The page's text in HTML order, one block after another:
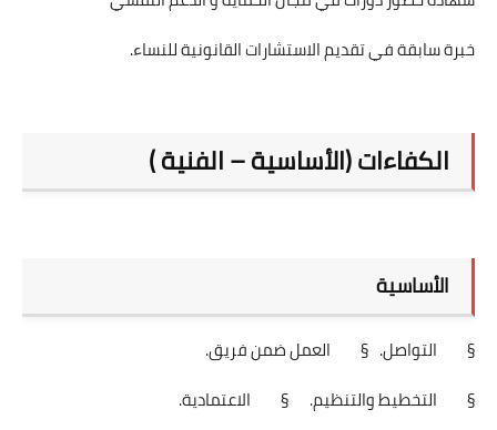
خبرة سابقة في تقديم الاستشارات القانونية للنساء.
الكفاءات (الأساسية – الفنية )
الأساسية
§ التواصل. § العمل ضمن فريق.
§ التخطيط والتنظيم.
§ الاعتمادية.